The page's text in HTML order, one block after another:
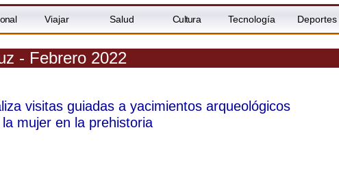
Viajar Salud Cultura Tecnología Deportes
- Febrero 2022
visitas guiadas a yacimientos arqueológicos
mujer en la prehistoria